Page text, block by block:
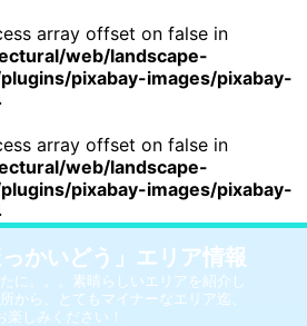
array offset on false in
web/landscape-
pixabay-images/pixabay-
array offset on false in
web/landscape-
pixabay-images/pixabay-
っかいどう」エリア情報
に。。。素晴らしいエリアを紹介し
から、とてもマイナーなエリア迄、
楽しみください！